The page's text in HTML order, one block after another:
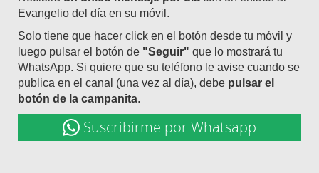
Evangelio del día en su móvil.
Solo tiene que hacer click en el botón desde tu móvil y
luego pulsar el botón de "Seguir" que lo mostrará tu
WhatsApp. Si quiere que su teléfono le avise cuando se
publica en el canal (una vez al día), debe pulsar el
botón de la campanita.
Suscribirme por Whatsapp